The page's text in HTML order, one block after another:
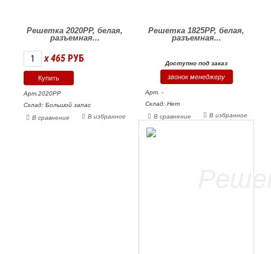
Решетка 2020РР, белая,
разъемная...
X 465 РУБ
Арт.2020РР
Склад: Большой запас
В избранное
В сравнение
Решетка 1825РР, белая,
разъемная...
Доступно под заказ
звонок менеджеру
Арт. -
Склад: Нет
В избранное
В сравнение